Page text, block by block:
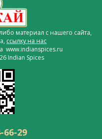
материал с нашего сайта,
ссылку на нас
www.indianspices.ru
Indian Spices
66-29